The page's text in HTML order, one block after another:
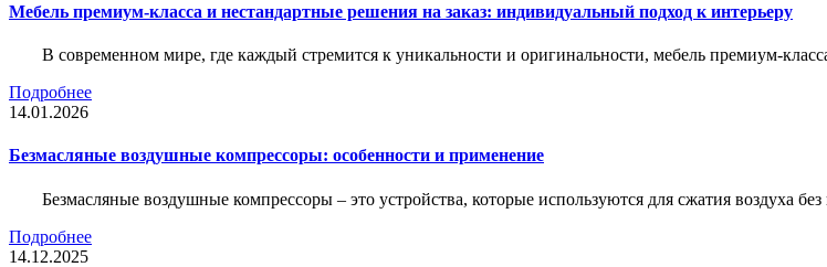
Мебель премиум-класса и нестандартные решения на заказ: индивидуальный подход к интерьеру
В современном мире, где каждый стремится к уникальности и оригинальности, мебель премиум-
Подробнее
14.01.2026
Безмасляные воздушные компрессоры: особенности и применение
Безмасляные воздушные компрессоры – это устройства, которые используются для сжатия воздуха
Подробнее
14.12.2025